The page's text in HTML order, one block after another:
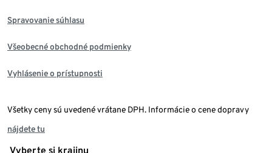
Spravovanie súhlasu
Všeobecné obchodné podmienky
Vyhlásenie o prístupnosti
Všetky ceny sú uvedené vrátane DPH. Informácie o cene dopravy
nájdete tu
Vyberte si krajinu